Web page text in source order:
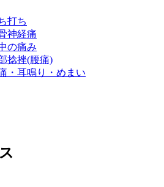
打ち
神経痛
の痛み
捻挫(腰痛)
・耳鳴り・めまい